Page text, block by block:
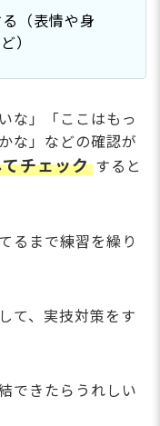
（表情や身
）
な」「ここはもっ
な」などの確認が
チェック すると
るまで練習を繰り
て、実技対策をす
できたらうれしい